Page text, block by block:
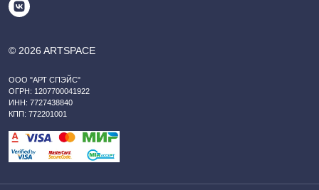
© 2026 ARTSPACE
ООО "АРТ СПЭЙС"
ОГРН: 1207700041922
ИНН: 7727438840
КПП: 772201001